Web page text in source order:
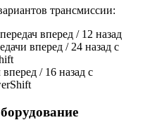
трансмиссии:
вперед / 12 назад
вперед / 24 назад с
/ 16 назад с